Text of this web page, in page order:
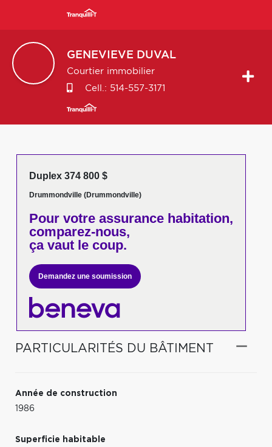
GENEVIEVE DUVAL
Courtier immobilier
Cell.: 514-557-3171
Duplex 374 800 $
Drummondville (Drummondville)
Pour votreassurance habitation,
comparez-nous,
ça vaut le coup.
Demandez une soumission
PARTICULARITÉS DU BÂTIMENT
Année de construction
1986
Superficie habitable